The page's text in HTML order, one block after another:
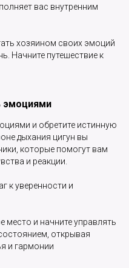
вас внутренним
хозяином своих эмоций
Начните путешествие к
эмоциями
и обретите истинную
дыхания цигун вы
которые помогут вам
и реакции.
к уверенности и
место и начните управлять
открывая
и гармонии